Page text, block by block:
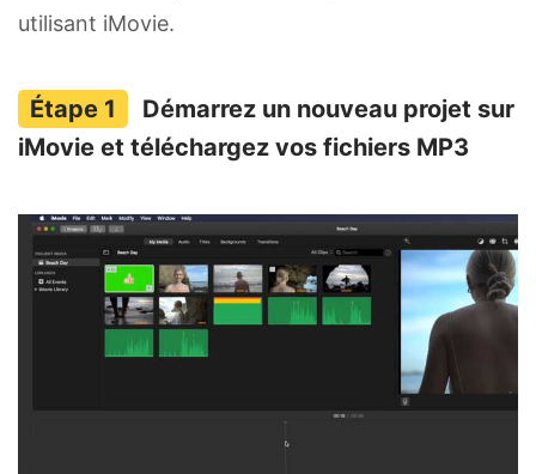
utilisant iMovie.
Démarrez un nouveau projet sur
iMovie et téléchargez vos fichiers MP3